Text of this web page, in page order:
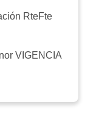
RteFte
VIGENCIA